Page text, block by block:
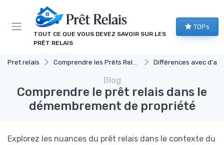
TOUT CE QUE VOUS DEVEZ SAVOIR SUR LES
PRÊT RELAIS
TOPs
Pret relais Comprendre les Prêts Relais Différences avec d'autres prêts
Blog
Comprendre le prêt relais dans le
démembrement de propriété
Explorez les nuances du prêt relais dans le contexte du
Panneau de gestion des cookies